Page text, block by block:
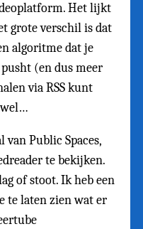
Het lijkt
grote verschil is dat
algoritme dat je
(en dus meer
via RSS kunt
van Public Spaces,
te bekijken.
of stoot. Ik heb een
te laten zien wat er